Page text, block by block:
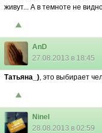
живут... А в темноте не
AnD
27.08.2013 в 18:45
Татьяна_), это выбирает
Ninel
28.08.2013 в 02:59